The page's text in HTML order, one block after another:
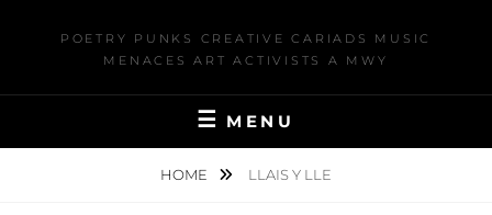
POETRY PUNKS CREATIVE CARIADS MUSIC
MENACES ART ACTIVISTS A MWY
MENU
HOME LLAIS Y LLE